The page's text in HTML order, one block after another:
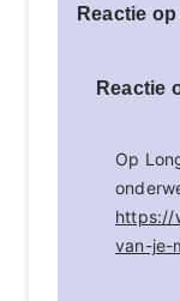
Reactie
Reactie
Op
https://
van-je-